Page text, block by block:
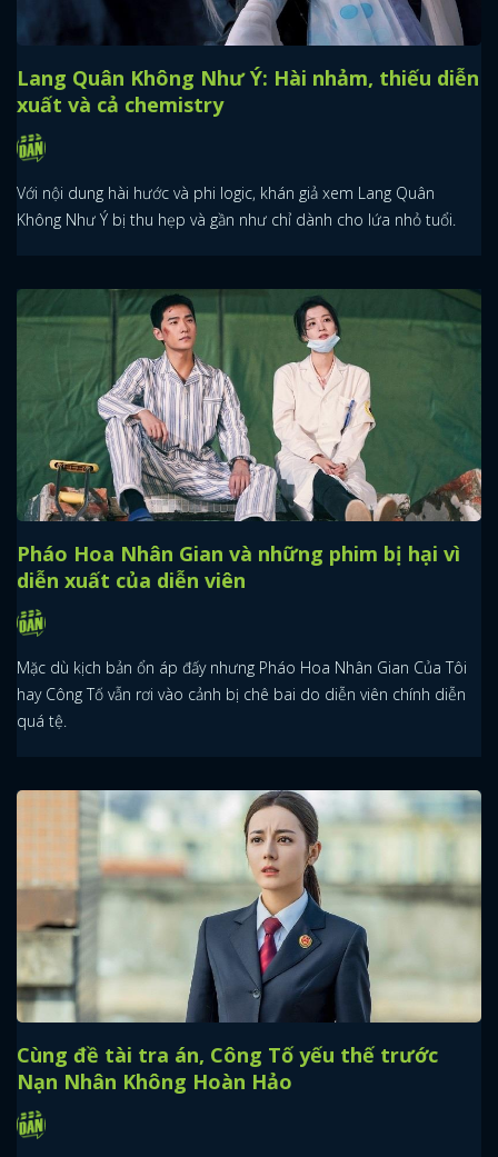
Lang Quân Không Như Ý: Hài nhảm, thiếu diễn
xuất và cả chemistry
Với nội dung hài hước và phi logic, khán giả xem Lang Quân
Không Như Ý bị thu hẹp và gần như chỉ dành cho lứa nhỏ tuổi.
Pháo Hoa Nhân Gian và những phim bị hại vì
diễn xuất của diễn viên
Mặc dù kịch bản ổn áp đấy nhưng Pháo Hoa Nhân Gian Của Tôi
hay Công Tố vẫn rơi vào cảnh bị chê bai do diễn viên chính diễn
quá tệ.
Cùng đề tài tra án, Công Tố yếu thế trước
Nạn Nhân Không Hoàn Hảo